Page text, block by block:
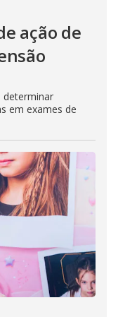
ação de
determinar
em exames de